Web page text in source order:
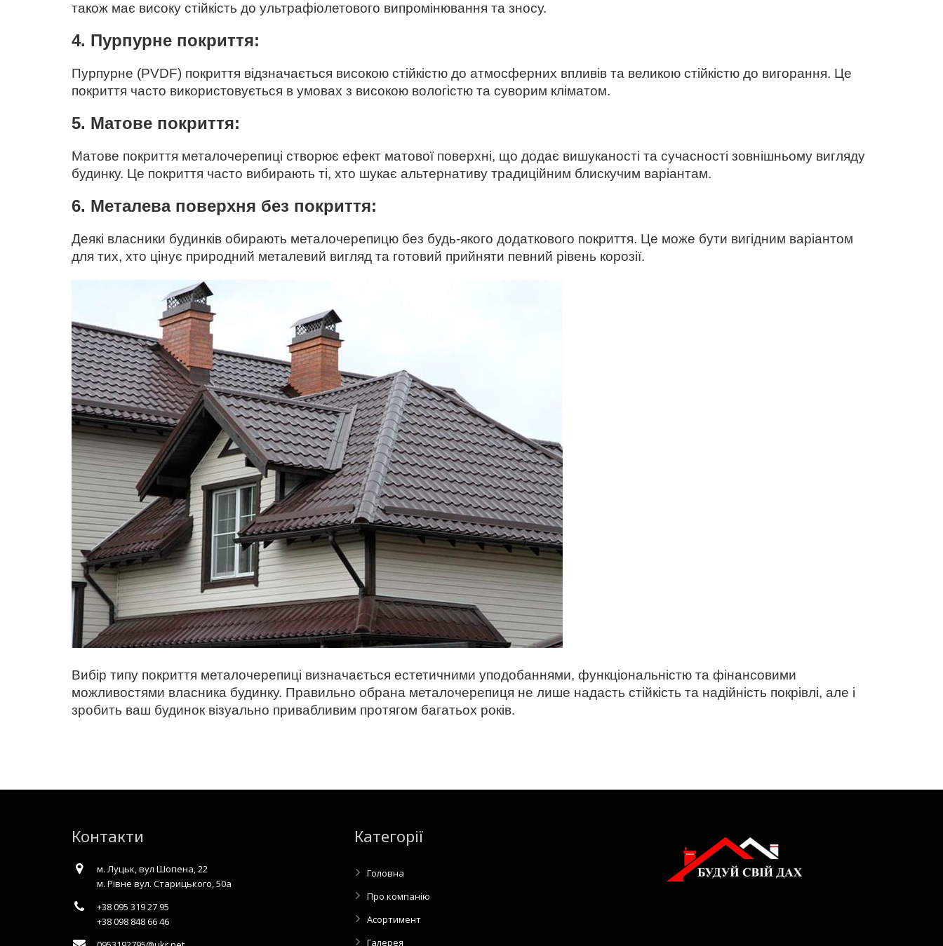
також має високу стійкість до ультрафіолетового випромінювання та зносу.
4. Пурпурне покриття:
Пурпурне (PVDF) покриття відзначається високою стійкістю до атмосферних впливів та великою стійкістю до вигорання. Це
покриття часто використовується в умовах з високою вологістю та суворим кліматом.
5. Матове покриття:
Матове покриття металочерепиці створює ефект матової поверхні, що додає вишуканості та сучасності зовнішньому вигляду
будинку. Це покриття часто вибирають ті, хто шукає альтернативу традиційним блискучим варіантам.
6. Металева поверхня без покриття:
Деякі власники будинків обирають металочерепицю без будь-якого додаткового покриття. Це може бути вигідним варіантом
для тих, хто цінує природний металевий вигляд та готовий прийняти певний рівень корозії.
Вибір типу покриття металочерепиці визначається естетичними уподобаннями, функціональністю та фінансовими
можливостями власника будинку. Правильно обрана металочерепиця не лише надасть стійкість та надійність покрівлі, але і
зробить ваш будинок візуально привабливим протягом багатьох років.
Контакти
м. Луцьк, вул Шопена, 22
м. Рівне вул. Старицького, 50а
+38 095 319 27 95
+38 098 848 66 46
Категорії
Головна
Про компанію
Асортимент
Галерея